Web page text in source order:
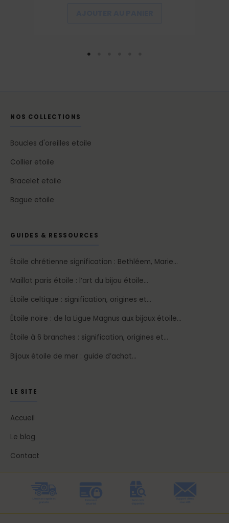
NOS COLLECTIONS
Boucles d'oreilles etoile
Collier etoile
Bracelet etoile
Bague etoile
GUIDES & RESSOURCES
Étoile chrétienne signification : Bethléem, Marie…
Maillot paris étoile : l’art du bijou étoile…
Étoile celtique : signification, origines et…
Étoile noire : de la Ligue Magnus aux bijoux étoile…
Étoile à 6 branches : signification, origines et…
Bijoux étoile de mer : guide d’achat…
LE SITE
Accueil
Le blog
Contact